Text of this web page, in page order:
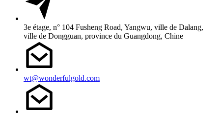
3e étage, n° 104 Fusheng Road, Yangwu, ville de Dalang,
ville de Dongguan, province du Guangdong, Chine
wt@wonderfulgold.com